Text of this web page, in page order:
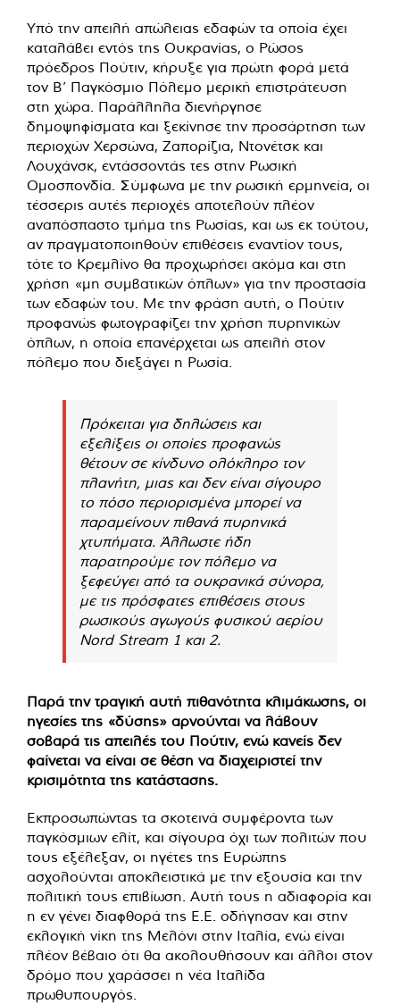
Υπό την απειλή απώλειας εδαφών τα οποία έχει
καταλάβει εντός της Ουκρανίας, ο Ρώσος
πρόεδρος Πούτιν, κήρυξε για πρώτη φορά μετά
τον Β’ Παγκόσμιο Πόλεμο μερική επιστράτευση
στη χώρα. Παράλληλα διενήργησε
δημοψηφίσματα και ξεκίνησε την προσάρτηση των
περιοχών Χερσώνα, Ζαπορίζια, Ντονέτσκ και
Λουχάνσκ, εντάσσοντάς τες στην Ρωσική
Ομοσπονδία. Σύμφωνα με την ρωσική ερμηνεία, οι
τέσσερις αυτές περιοχές αποτελούν πλέον
αναπόσπαστο τμήμα της Ρωσίας, και ως εκ τούτου,
αν πραγματοποιηθούν επιθέσεις εναντίον τους,
τότε το Κρεμλίνο θα προχωρήσει ακόμα και στη
χρήση «μη συμβατικών όπλων» για την προστασία
των εδαφών του. Με την φράση αυτή, ο Πούτιν
προφανώς φωτογραφίζει την χρήση πυρηνικών
όπλων, η οποία επανέρχεται ως απειλή στον
πόλεμο που διεξάγει η Ρωσία.
Πρόκειται για δηλώσεις και
εξελίξεις οι οποίες προφανώς
θέτουν σε κίνδυνο ολόκληρο τον
πλανήτη, μιας και δεν είναι σίγουρο
το πόσο περιορισμένα μπορεί να
παραμείνουν πιθανά πυρηνικά
χτυπήματα. Άλλωστε ήδη
παρατηρούμε τον πόλεμο να
ξεφεύγει από τα ουκρανικά σύνορα,
με τις πρόσφατες επιθέσεις στους
ρωσικούς αγωγούς φυσικού αερίου
Nord Stream 1 και 2.
Παρά την τραγική αυτή πιθανότητα κλιμάκωσης, οι
ηγεσίες της «δύσης» αρνούνται να λάβουν
σοβαρά τις απειλές του Πούτιν, ενώ κανείς δεν
φαίνεται να είναι σε θέση να διαχειριστεί την
κρισιμότητα της κατάστασης.
Εκπροσωπώντας τα σκοτεινά συμφέροντα των
παγκόσμιων ελίτ, και σίγουρα όχι των πολιτών που
τους εξέλεξαν, οι ηγέτες της Ευρώπης
ασχολούνται αποκλειστικά με την εξουσία και την
πολιτική τους επιβίωση. Αυτή τους η αδιαφορία και
η εν γένει διαφθορά της Ε.Ε. οδήγησαν και στην
εκλογική νίκη της Μελόνι στην Ιταλία, ενώ είναι
πλέον βέβαιο ότι θα ακολουθήσουν και άλλοι στον
δρόμο που χαράσσει η νέα Ιταλίδα
πρωθυπουργός.